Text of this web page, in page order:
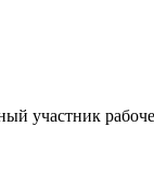
участник